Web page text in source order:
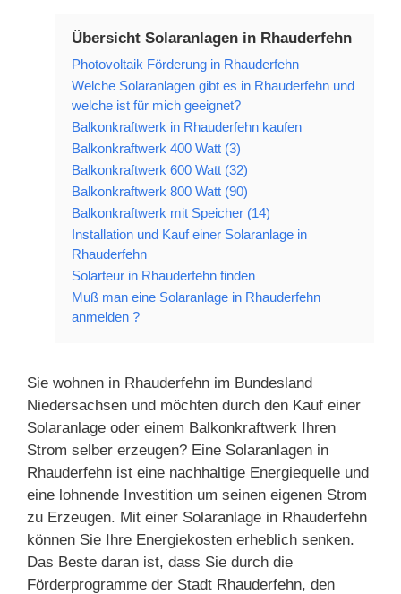
Übersicht Solaranlagen in Rhauderfehn
Photovoltaik Förderung in Rhauderfehn
Welche Solaranlagen gibt es in Rhauderfehn und
welche ist für mich geeignet?
Balkonkraftwerk in Rhauderfehn kaufen
Balkonkraftwerk 400 Watt (3)
Balkonkraftwerk 600 Watt (32)
Balkonkraftwerk 800 Watt (90)
Balkonkraftwerk mit Speicher (14)
Installation und Kauf einer Solaranlage in
Rhauderfehn
Solarteur in Rhauderfehn finden
Muß man eine Solaranlage in Rhauderfehn
anmelden ?
Sie wohnen in Rhauderfehn im Bundesland
Niedersachsen und möchten durch den Kauf einer
Solaranlage oder einem Balkonkraftwerk Ihren
Strom selber erzeugen? Eine Solaranlagen in
Rhauderfehn ist eine nachhaltige Energiequelle und
eine lohnende Investition um seinen eigenen Strom
zu Erzeugen. Mit einer Solaranlage in Rhauderfehn
können Sie Ihre Energiekosten erheblich senken.
Das Beste daran ist, dass Sie durch die
Förderprogramme der Stadt Rhauderfehn, den